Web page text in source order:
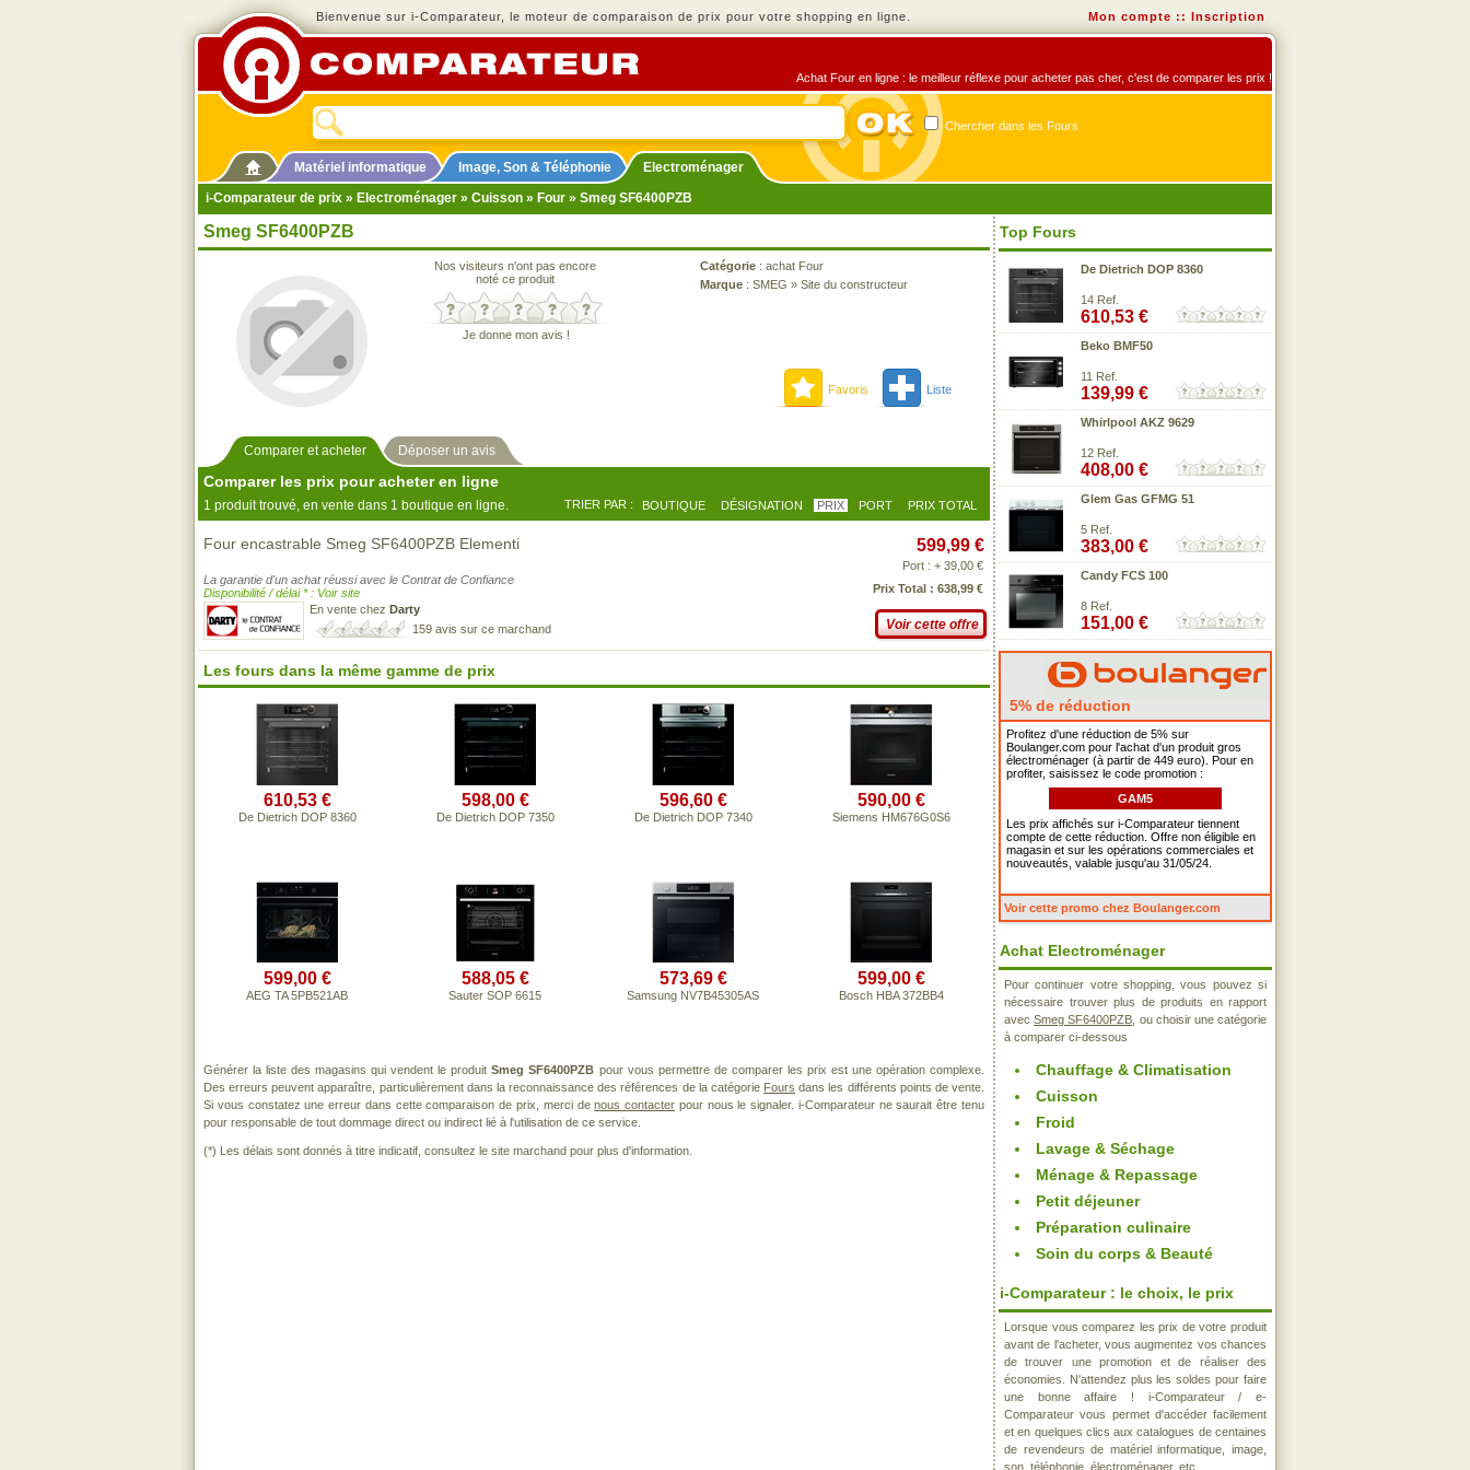
Bienvenue sur i-Comparateur, le moteur de comparaison de prix pour votre shopping en ligne. Mon compte :: Inscription
Achat Four en ligne : le meilleur réflexe pour acheter pas cher, c'est de comparer les prix !
Chercher dans les Fours
Matériel informatique Image, Son & Téléphonie
Electroménager
i-Comparateur de prix » Electroménager » Cuisson » Four » Smeg SF6400PZB
Smeg SF6400PZB
Nos visiteurs n'ont pas encore
noté ce produit
Je donne mon avis !
Catégorie : achat Four
Marque : SMEG » Site du constructeur
Favoris Liste
Comparer et acheter Déposer un avis
Comparer les prix pour acheter en ligne
1 produit trouvé, en vente dans 1 boutique en ligne. TRIER PAR : BOUTIQUE DÉSIGNATION PRIX PORT PRIX TOTAL
Four encastrable Smeg SF6400PZB Elementi
La garantie d'un achat réussi avec le Contrat de Confiance
Disponibilité / délai * : Voir site
En vente chez Darty
159 avis sur ce marchand
599,99 €
Port : + 39,00 €
Prix Total : 638,99 €
Voir cette offre
Les fours dans la même gamme de prix
610,53 €
De Dietrich DOP 8360
598,00 €
De Dietrich DOP 7350
596,60 €
De Dietrich DOP 7340
590,00 €
Siemens HM676G0S6
599,00 €
AEG TA 5PB521AB
588,05 €
Sauter SOP 6615
573,69 €
Samsung NV7B45305AS
599,00 €
Bosch HBA 372BB4
Générer la liste des magasins qui vendent le produitSmeg SF6400PZB pour vous permettre de comparer les prix est une opération complexe.
Des erreurs peuvent apparaître, particulièrement dans la reconnaissance des références de la catégorie Fours dans les différents points de vente.
Si vous constatez une erreur dans cette comparaison de prix, merci denous contacter pour nous le signaler. i-Comparateur ne saurait être tenu
pour responsable de tout dommage direct ou indirect lié à l'utilisation de ce service.
(*) Les délais sont donnés à titre indicatif, consultez le site marchand pour plus d'information.
Top Fours
De Dietrich DOP 8360
14 Ref.
610,53 €
Beko BMF50
11 Ref.
139,99 €
Whirlpool AKZ 9629
12 Ref.
408,00 €
Glem Gas GFMG 51
5 Ref.
383,00 €
Candy FCS 100
8 Ref.
151,00 €
5% de réduction
Profitez d'une réduction de 5% sur
Boulanger.com pour l'achat d'un produit gros
électroménager (à partir de 449 euro). Pour en
profiter, saisissez le code promotion :
GAM5
Les prix affichés sur i-Comparateur tiennent
compte de cette réduction. Offre non éligible en
magasin et sur les opérations commerciales et
nouveautés, valable jusqu'au 31/05/24.
Voir cette promo chez Boulanger.com
Achat Electroménager
Pour continuer votre shopping, vous pouvez si
nécessaire trouver plus de produits en rapport
avecSmeg SF6400PZB , ou choisir une catégorie
à comparer ci-dessous
Chauffage & Climatisation
Cuisson
Froid
Lavage & Séchage
Ménage & Repassage
Petit déjeuner
Préparation culinaire
Soin du corps & Beauté
i-Comparateur : le choix, le prix
Lorsque vous comparez les prix de votre produit
avant de l'acheter, vous augmentez vos chances
de trouver une promotion et de réaliser des
économies. N'attendez plus les soldes pour faire
une bonne affaire ! i-Comparateur / e-
Comparateur vous permet d'accéder facilement
et en quelques clics aux catalogues de centaines
de revendeurs de matériel informatique, image,
son, téléphonie, électroménager, etc..